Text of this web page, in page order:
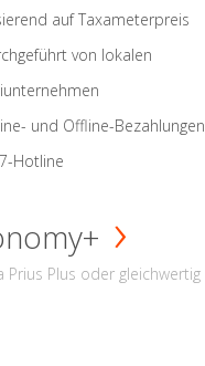
auf Taxameterpreis
von lokalen
und Offline-Bezahlungen
Hotline
Prius Plus oder gleichwertig